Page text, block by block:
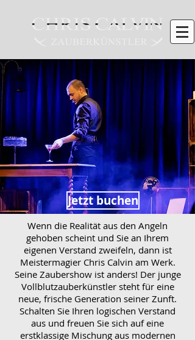
Jetzt buchen
Wenn die Realität aus den Angeln
gehoben scheint und Sie an Ihrem
eigenen Verstand zweifeln, dann ist
Meistermagier Chris Calvin am Werk.
Seine Zaubershow ist anders! Der junge
Vollblutzauberkünstler steht für eine
neue, frische Generation seiner Zunft.
Schalten Sie Ihren logischen Verstand
aus und freuen Sie sich auf eine
erstklassige Mischung aus modernen